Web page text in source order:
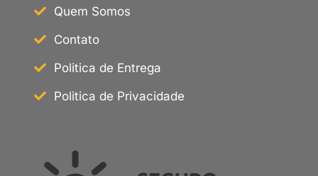
Quem Somos
Contato
Politica de Entrega
Politica de Privacidade